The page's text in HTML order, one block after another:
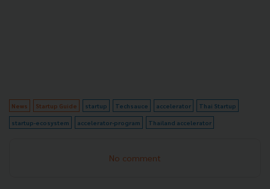
News Startup Guide startup Techsauce accelerator Thai Startup
startup-ecosystem accelerator-program Thailand accelerator
No comment